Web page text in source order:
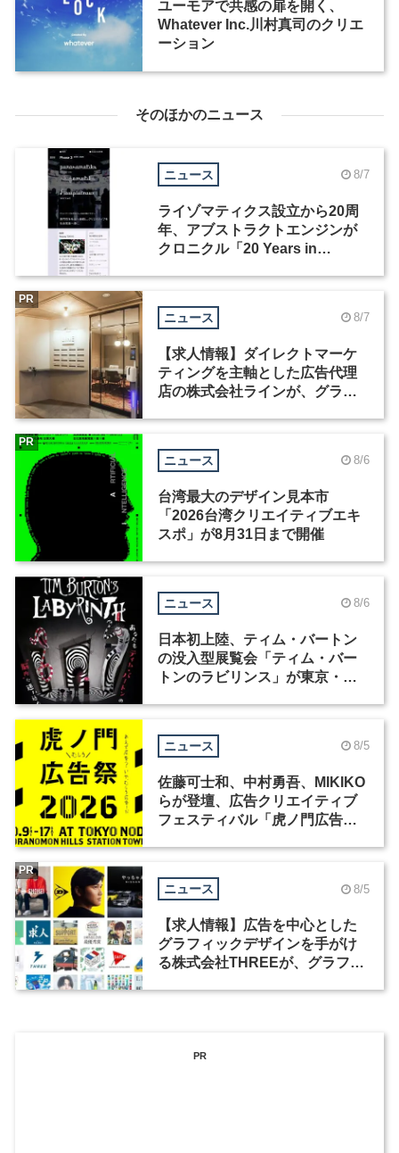
ユーモアで共感の扉を開く、
Whatever Inc.川村真司のクリエ
ーション
そのほかのニュース
ニュース 8/7
ライゾマティクス設立から20周
年、アブストラクトエンジンが
クロニクル「20 Years in
ニュース 8/7
【求人情報】ダイレクトマーケ
ティングを主軸とした広告代理
店の株式会社ラインが、グラフ
PR
ニュース 8/6
台湾最大のデザイン見本市
「2026台湾クリエイティブエキ
スポ」が8月31日まで開催
PR
ニュース 8/6
日本初上陸、ティム・バートン
の没入型展覧会「ティム・バー
トンのラビリンス」が東京・豊
ニュース 8/5
佐藤可士和、中村勇吾、MIKIKO
らが登壇、広告クリエイティブ
フェスティバル「虎ノ門広告
ニュース 8/5
【求人情報】広告を中心とした
グラフィックデザインを手がけ
る株式会社THREEが、グラフィ
PR
PR